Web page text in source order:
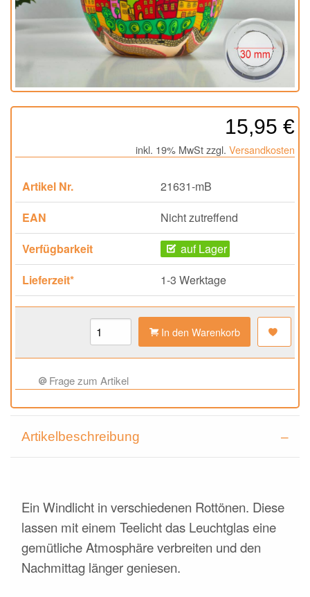
15,95 €
inkl. 19% MwSt zzgl. Versandkosten
Artikel Nr.
21631-mB
EAN
Nicht zutreffend
Verfügbarkeit
auf Lager
Lieferzeit*
1-3 Werktage
In den Warenkorb
Frage zum Artikel
Artikelbeschreibung
Ein Windlicht in verschiedenen Rottönen. Diese
lassen mit einem Teelicht das Leuchtglas eine
gemütliche Atmosphäre verbreiten und den
Nachmittag länger geniesen.